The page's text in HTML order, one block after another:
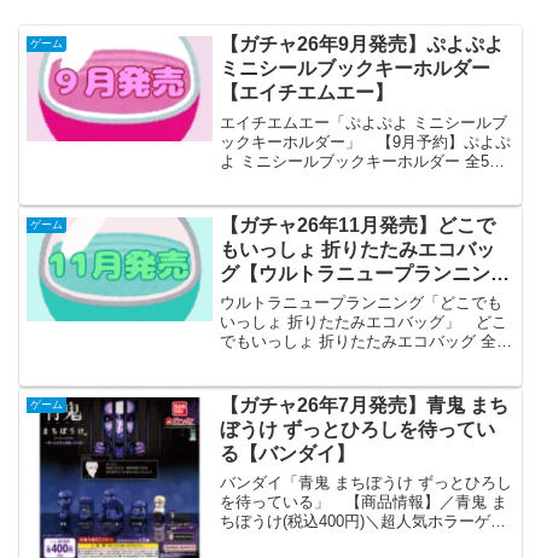
ゲーム
【ガチャ26年9月発売】ぷよぷよ
ミニシールブックキーホルダー
【エイチエムエー】
エイチエムエー「ぷよぷよ ミニシールブ
ックキーホルダー」 【9月予約】ぷよぷ
よ ミニシールブックキーホルダー 全5種
ー」が全国のカプセルトイ売り場から発
売されます...
ゲーム
【ガチャ26年11月発売】どこで
もいっしょ 折りたたみエコバッ
グ【ウルトラニュープランニン
グ】
ウルトラニュープランニング「どこでも
いっしょ 折りたたみエコバッグ」 どこ
でもいっしょ 折りたたみエコバッグ 全5
たみエコバッグ」が全国のカプセルトイ
売り場か...
ゲーム
【ガチャ26年7月発売】青鬼 まち
ぼうけ ずっとひろしを待ってい
る【バンダイ】
バンダイ「青鬼 まちぼうけ ずっとひろし
を待っている」 【商品情報】／青鬼 ま
ちぼうけ(税込400円)＼超人気ホラーゲー